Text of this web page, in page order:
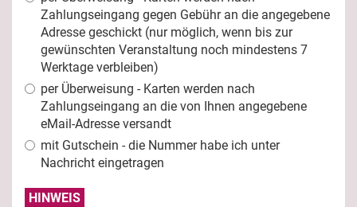
Zahlungseingang gegen Gebühr an die angegebene
Adresse geschickt (nur möglich, wenn bis zur
gewünschten Veranstaltung noch mindestens 7
Werktage verbleiben)
per Überweisung - Karten werden nach
Zahlungseingang an die von Ihnen angegebene
eMail-Adresse versandt
mit Gutschein - die Nummer habe ich unter
Nachricht eingetragen
HINWEIS